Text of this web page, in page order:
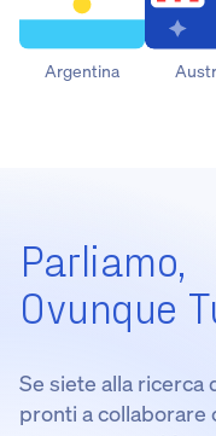
Argentina
Parliamo,
Ovunque
Se siete alla
pronti a collaborare